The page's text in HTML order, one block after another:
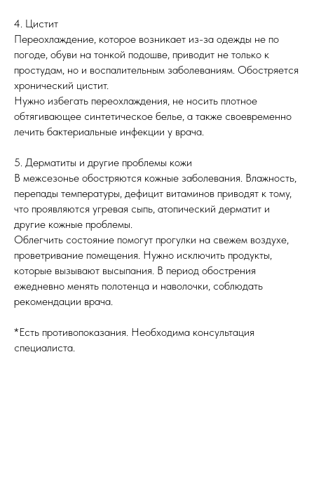
4. Цистит
Переохлаждение, которое возникает из-за одежды не по
погоде, обуви на тонкой подошве, приводит не только к
простудам, но и воспалительным заболеваниям. Обостряется
хронический цистит.
Нужно избегать переохлаждения, не носить плотное
обтягивающее синтетическое белье, а также своевременно
лечить бактериальные инфекции у врача.
5. Дерматиты и другие проблемы кожи
В межсезонье обостряются кожные заболевания. Влажность,
перепады температуры, дефицит витаминов приводят к тому,
что проявляются угревая сыпь, атопический дерматит и
другие кожные проблемы.
Облегчить состояние помогут прогулки на свежем воздухе,
проветривание помещения. Нужно исключить продукты,
которые вызывают высыпания. В период обострения
ежедневно менять полотенца и наволочки, соблюдать
рекомендации врача.
*Есть противопоказания. Необходима консультация
специалиста.